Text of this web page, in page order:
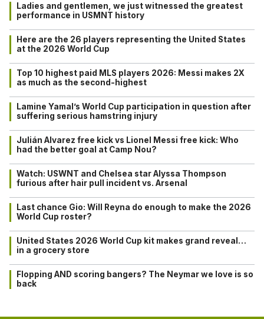
Ladies and gentlemen, we just witnessed the greatest
performance in USMNT history
Here are the 26 players representing the United States
at the 2026 World Cup
Top 10 highest paid MLS players 2026: Messi makes 2X
as much as the second-highest
Lamine Yamal’s World Cup participation in question after
suffering serious hamstring injury
Julián Alvarez free kick vs Lionel Messi free kick: Who
had the better goal at Camp Nou?
Watch: USWNT and Chelsea star Alyssa Thompson
furious after hair pull incident vs. Arsenal
Last chance Gio: Will Reyna do enough to make the 2026
World Cup roster?
United States 2026 World Cup kit makes grand reveal…
in a grocery store
Flopping AND scoring bangers? The Neymar we love is so
back